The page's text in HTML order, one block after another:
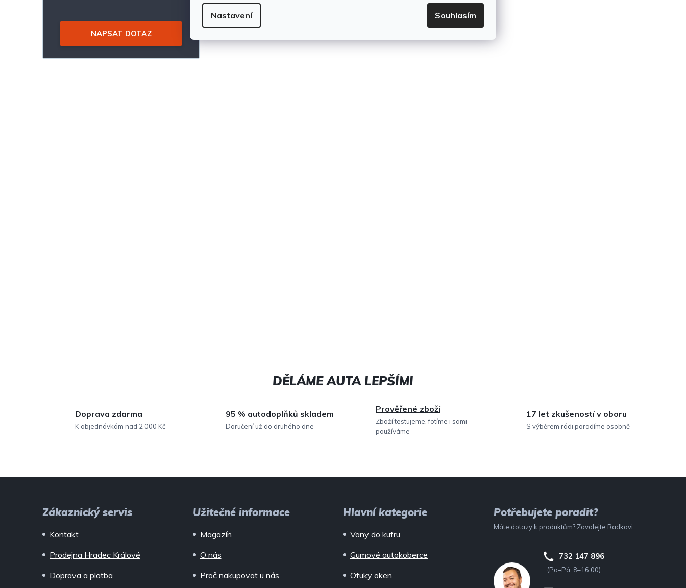
Nastavení Souhlasím
NAPSAT DOTAZ
á
d
Doprava zdarma
K objednávkám nad 2 000 Kč
95 % autodoplňků skladem
Doručení už do druhého dne
Prověřené zboží
Zboží testujeme, fotíme i sami
používáme
17 let zkušeností v oboru
S výběrem rádi poradíme osobně
Zákaznický servis
Kontakt
Prodejna Hradec Králové
Doprava a platba
Užitečné informace
Magazín
O nás
Proč nakupovat u nás
Hlavní kategorie
Vany do kufru
Gumové autokoberce
Ofuky oken
Potřebujete poradit?
Máte dotazy k produktům? Zavolejte Radkovi.
732 147 896
(Po–Pá: 8–16:00)